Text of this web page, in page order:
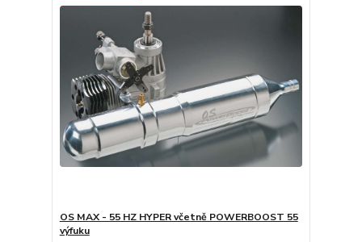
OS MAX - 55 HZ HYPER včetně POWERBOOST 55
výfuku